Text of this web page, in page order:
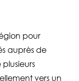
pour
auprès de
plusieurs
vers un